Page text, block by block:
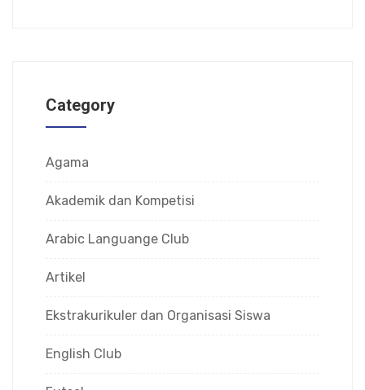
Category
Agama
Akademik dan Kompetisi
Arabic Languange Club
Artikel
Ekstrakurikuler dan Organisasi Siswa
English Club